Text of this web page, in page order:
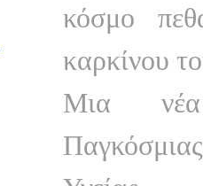
κόσμο
καρκίνου
Μια